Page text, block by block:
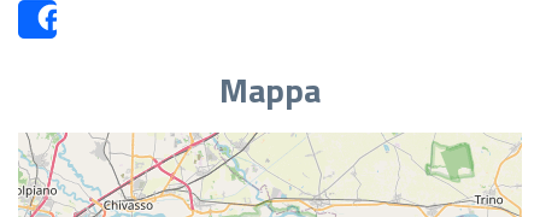
Mappa